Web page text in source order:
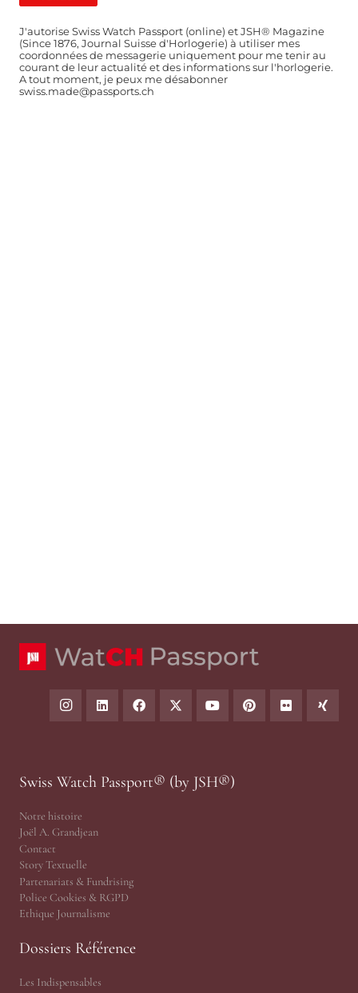
J'autorise Swiss Watch Passport (online) et JSH® Magazine
(Since 1876, Journal Suisse d'Horlogerie) à utiliser mes
coordonnées de messagerie uniquement pour me tenir au
courant de leur actualité et des informations sur l'horlogerie.
A tout moment, je peux me désabonner
swiss.made@passports.ch
Swiss Watch Passport® (by JSH®)
Notre histoire
Joël A. Grandjean
Contact
Story Textuelle
Partenariats & Fundrising
Police Cookies & RGPD
Ethique Journalisme
Dossiers Référence
Les Indispensables